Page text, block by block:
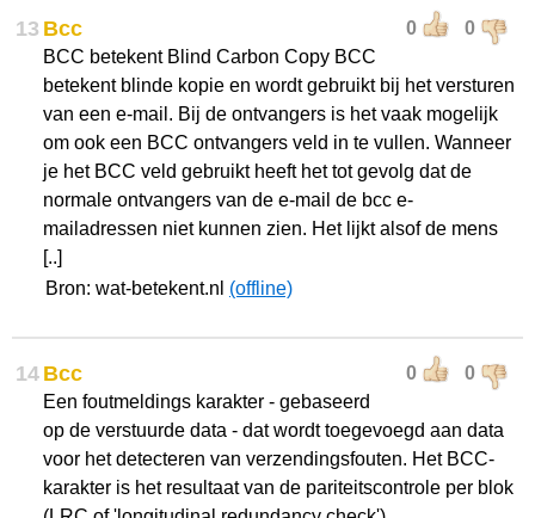
13 0 0
Bcc
BCC betekent Blind Carbon Copy BCC
betekent blinde kopie en wordt gebruikt bij het versturen
van een e-mail. Bij de ontvangers is het vaak mogelijk
om ook een BCC ontvangers veld in te vullen. Wanneer
je het BCC veld gebruikt heeft het tot gevolg dat de
normale ontvangers van de e-mail de bcc e-
mailadressen niet kunnen zien. Het lijkt alsof de mens
[..]
Bron: wat-betekent.nl (offline)
14 0 0
Bcc
Een foutmeldings karakter - gebaseerd
op de verstuurde data - dat wordt toegevoegd aan data
voor het detecteren van verzendingsfouten. Het BCC-
karakter is het resultaat van de pariteitscontrole per blok